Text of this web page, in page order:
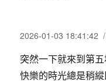
突然一下就來到第
快樂的時光總是稍縱
發
日
期:
2026-01-03 18:41:42